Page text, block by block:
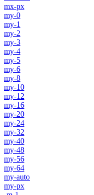
mx-px
my-0
my-1
my-2
my-3
my-4
my-5
my-6
my-8
my-10
my-12
my-16
my-20
my-24
my-32
my-40
my-48
my-56
my-64
my-auto
my-px